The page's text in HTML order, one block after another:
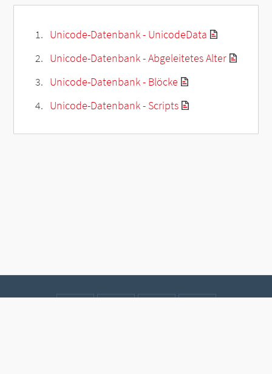
Unicode-Datenbank - UnicodeData
Unicode-Datenbank - Abgeleitetes Alter
Unicode-Datenbank - Blöcke
Unicode-Datenbank - Scripts